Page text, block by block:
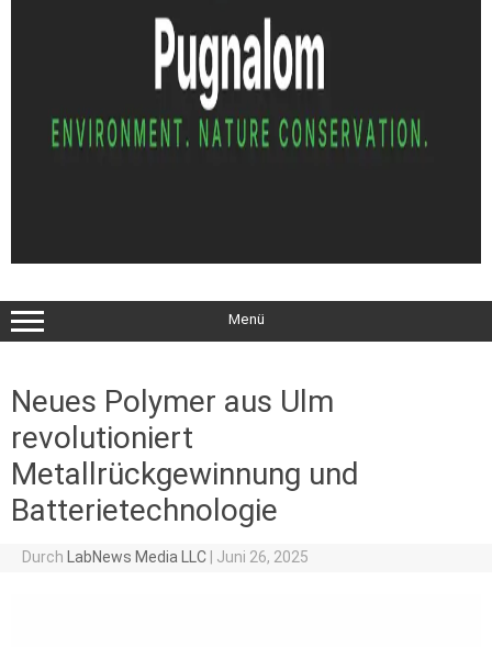
Menü
Neues Polymer aus Ulm
revolutioniert
Metallrückgewinnung und
Batterietechnologie
Durch LabNews Media LLC Juni 26, 2025